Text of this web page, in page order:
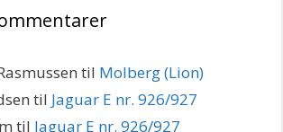
til Molberg (Lion)
til Jaguar E nr. 926/927
til Jaguar E nr. 926/927